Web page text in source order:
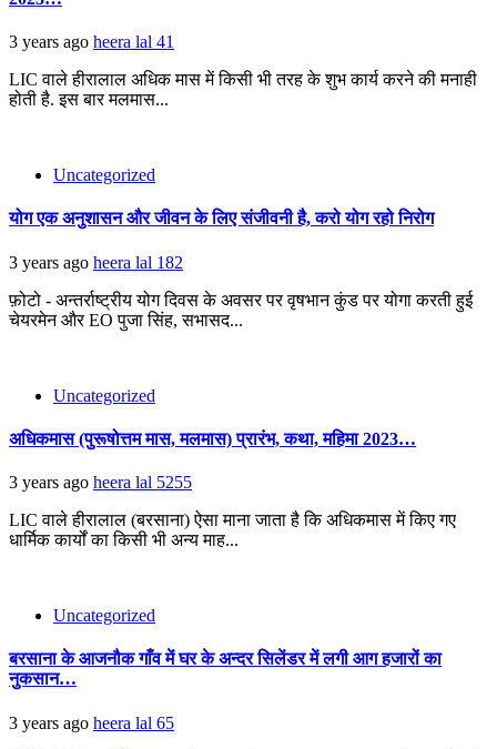
3 years ago heera lal 41
LIC वाले हीरालाल अधिक मास में किसी भी तरह के शुभ कार्य करने की मनाही
होती है. इस बार मलमास...
Uncategorized
योग एक अनुशासन और जीवन के लिए संजीवनी है, करो योग रहो निरोग
3 years ago heera lal 182
फ़ोटो - अन्तर्राष्ट्रीय योग दिवस के अवसर पर वृषभान कुंड पर योगा करती हुई
चेयरमेन और EO पुजा सिंह, सभासद...
Uncategorized
अधिकमास (पुरूषोत्तम मास, मलमास) प्रारंभ, कथा, महिमा 2023…
3 years ago heera lal 5255
LIC वाले हीरालाल (बरसाना) ऐसा माना जाता है कि अधिकमास में किए गए
धार्मिक कार्यों का किसी भी अन्य माह...
Uncategorized
बरसाना के आजनौक गाँव में घर के अन्दर सिलेंडर में लगी आग हजारों का
नुकसान…
3 years ago heera lal 65